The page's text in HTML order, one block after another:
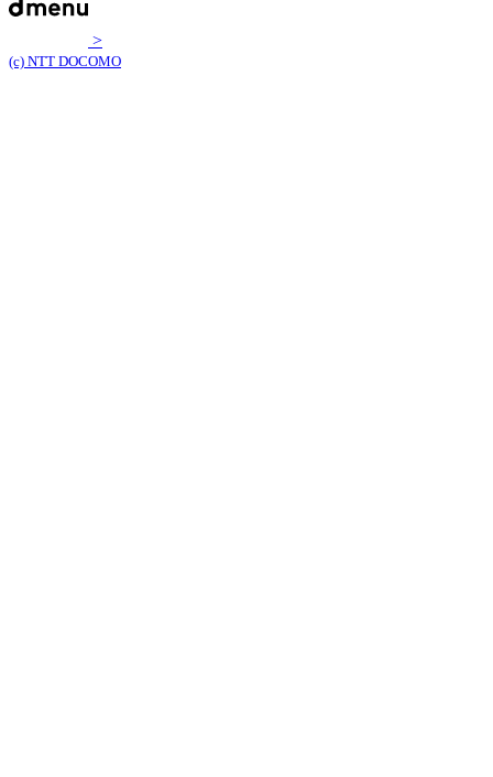
>
(c) NTT DOCOMO